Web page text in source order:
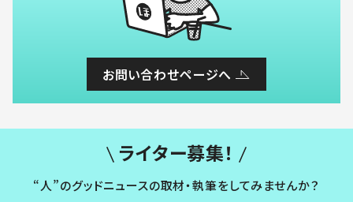
お問い合わせページへ
ライター募集！
“人”のグッドニュースの取材・執筆をしてみませんか？